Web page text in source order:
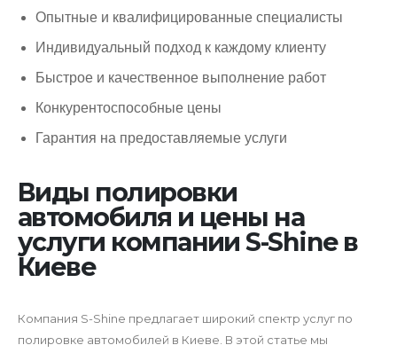
Опытные и квалифицированные специалисты
Индивидуальный подход к каждому клиенту
Быстрое и качественное выполнение работ
Конкурентоспособные цены
Гарантия на предоставляемые услуги
Виды полировки
автомобиля и цены на
услуги компании S-Shine в
Киеве
Компания S-Shine предлагает широкий спектр услуг по
полировке автомобилей в Киеве. В этой статье мы